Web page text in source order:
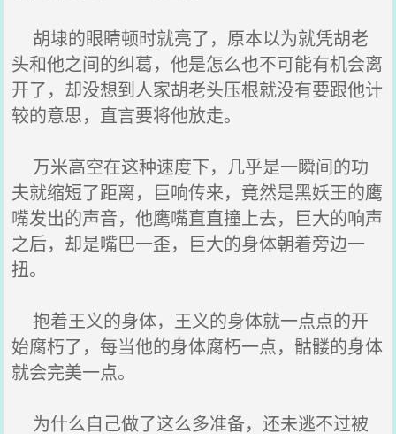
胡埭的眼睛顿时就亮了，原本以为就凭胡老
头和他之间的纠葛，他是怎么也不可能有机会离
开了，却没想到人家胡老头压根就没有要跟他计
较的意思，直言要将他放走。
万米高空在这种速度下，几乎是一瞬间的功
夫就缩短了距离，巨响传来，竟然是黑妖王的鹰
嘴发出的声音，他鹰嘴直直撞上去，巨大的响声
之后，却是嘴巴一歪，巨大的身体朝着旁边一
扭。
抱着王义的身体，王义的身体就一点点的开
始腐朽了，每当他的身体腐朽一点，骷髅的身体
就会完美一点。
为什么自己做了这么多准备，还未逃不过被